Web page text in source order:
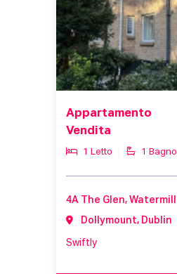
Appartamento
Vendita
1 Letto 1 Bagno
Dollymount, Dublin
Swiftly